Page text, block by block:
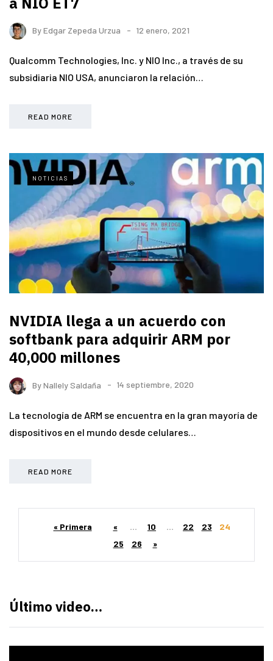
ByEdgar Zepeda Urzua 12 enero, 2021
Qualcomm Technologies, Inc. y NIO Inc., a través de su
subsidiaria NIO USA, anunciaron la relación…
READ MORE
NOTICIAS
NVIDIA llega a un acuerdo con
softbank para adquirir ARM por
40,000 millones
ByNallely Saldaña 14 septiembre, 2020
La tecnología de ARM se encuentra en la gran mayoría de
dispositivos en el mundo desde celulares…
READ MORE
« Primera « ... 10 ... 22 23
24
25
26 »
Último video…